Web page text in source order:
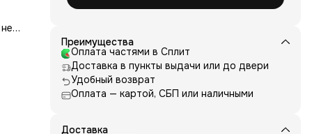
Преимущества
Оплата частями в Сплит
Доставка в пункты выдачи или до двери
Удобный возврат
Оплата — картой, СБП или наличными
Доставка